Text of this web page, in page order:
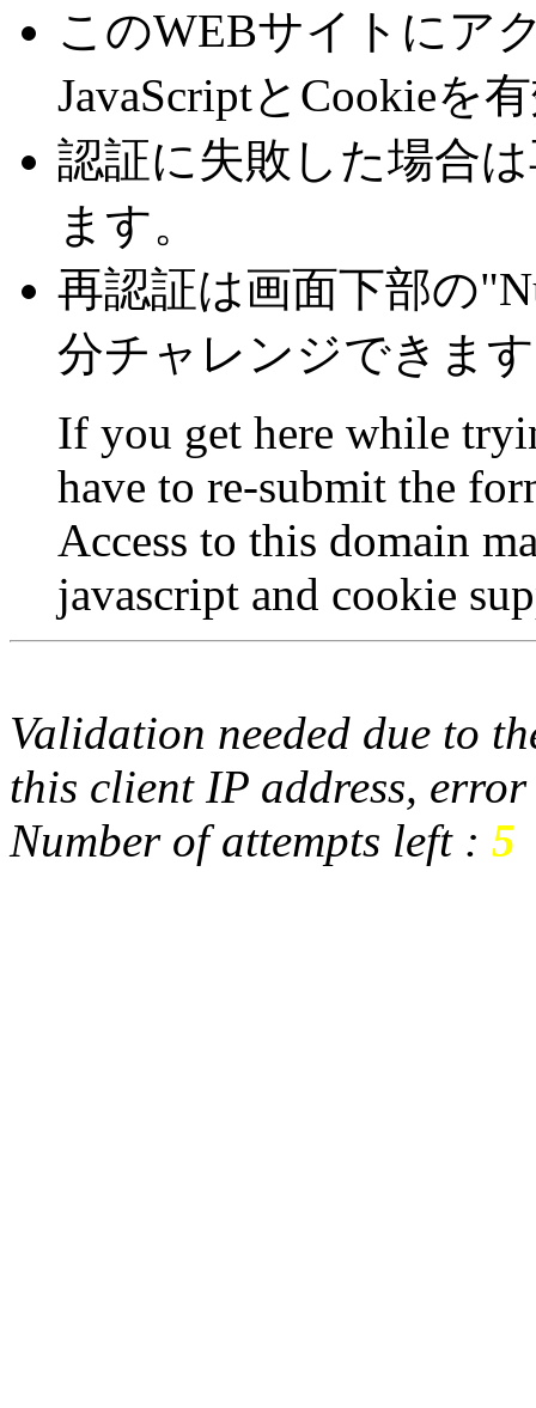
このWEBサイトにア
JavaScriptとCookieを
認証に失敗した場合
ます。
再認証は画面下部の
分チャレンジできま
If you get here while
have to re-submit the
Access to this domain
javascript and cookie
Validation needed due to
this client IP address,
Number of attempts left : 5